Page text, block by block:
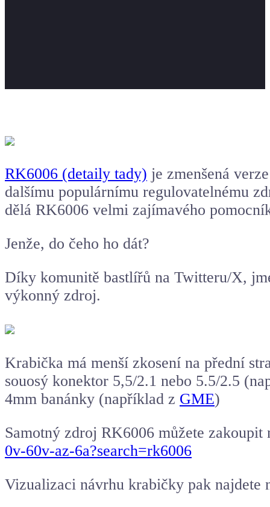
RK6006 (detaily tady) je zmenšená
dalšímu populárnímu regulovatelnému
dělá RK6006 velmi zajímavého
Jenže, do čeho ho dát?
Díky komunitě bastlířů na Twitteru/X,
výkonný zdroj.
Krabička má menší zkosení na přední
souosý konektor 5,5/2.1 nebo 5.5/2.5
4mm banánky (například z GME)
Samotný zdroj RK6006 můžete
0v-60v-az-6a?search=rk6006
Vizualizaci návrhu krabičky pak najdete